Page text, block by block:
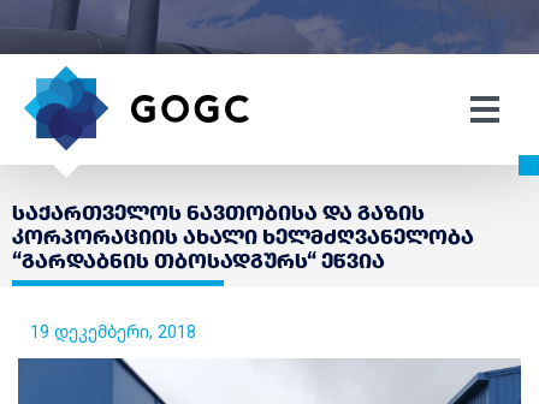
საქართველოს ნავთობისა და გაზის
კორპორაციის ახალი ხელმძღვანელობა
“გარდაბნის თბოსადგურს“ ეწვია
19 დეკემბერი, 2018